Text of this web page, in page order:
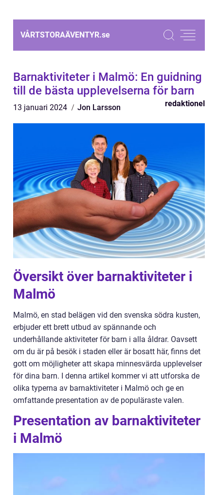
VÅRTSTORAÄVENTYR.se
Barnaktiviteter i Malmö: En guidning
till de bästa upplevelserna för barn
13 januari 2024 Jon Larsson redaktionel
Översikt över barnaktiviteter i
Malmö
Malmö, en stad belägen vid den svenska södra kusten,
erbjuder ett brett utbud av spännande och
underhållande aktiviteter för barn i alla åldrar. Oavsett
om du är på besök i staden eller är bosatt här, finns det
gott om möjligheter att skapa minnesvärda upplevelser
för dina barn. I denna artikel kommer vi att utforska de
olika typerna av barnaktiviteter i Malmö och ge en
omfattande presentation av de populäraste valen.
Presentation av barnaktiviteter
i Malmö